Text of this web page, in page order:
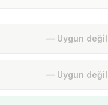
— Uygun değil
— Uygun değil